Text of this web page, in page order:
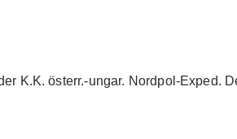
K.K. österr.-ungar. Nordpol-Exped.